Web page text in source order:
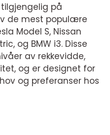
på
de mest populære
Model S, Nissan
og BMW i3. Disse
av rekkevidde,
og er designet for
og preferanser hos